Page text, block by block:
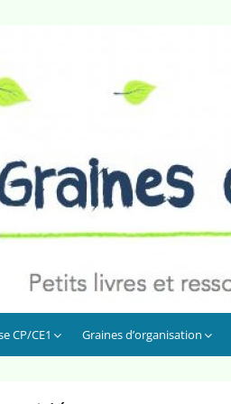
CP/CE1 Graines d’organisation